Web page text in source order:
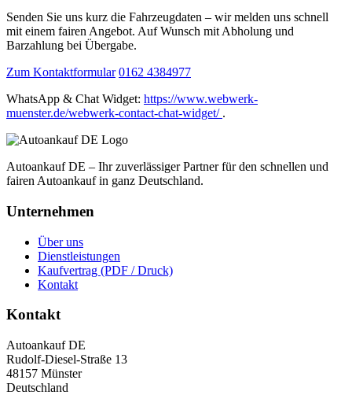
Senden Sie uns kurz die Fahrzeugdaten – wir melden uns schnell
mit einem fairen Angebot. Auf Wunsch mit Abholung und
Barzahlung bei Übergabe.
Zum Kontaktformular 0162 4384977
WhatsApp & Chat Widget: https://www.webwerk-
muenster.de/webwerk-contact-chat-widget/ .
Autoankauf DE – Ihr zuverlässiger Partner für den schnellen und
fairen Autoankauf in ganz Deutschland.
Unternehmen
Über uns
Dienstleistungen
Kaufvertrag (PDF / Druck)
Kontakt
Kontakt
Autoankauf DE
Rudolf-Diesel-Straße 13
48157 Münster
Deutschland